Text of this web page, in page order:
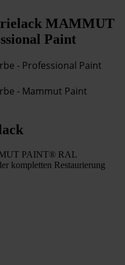
MAMMUT
Paint
PAINT® RAL
kompletten Restaurierung